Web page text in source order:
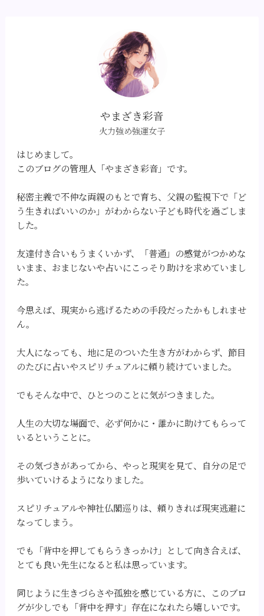
やまざき彩音
火力強め強運女子
はじめまして。
このブログの管理人「やまざき彩音」です。
秘密主義で不仲な両親のもとで育ち、父親の監視下で「ど
う生きればいいのか」がわからない子ども時代を過ごしま
した。
友達付き合いもうまくいかず、「普通」の感覚がつかめな
いまま、おまじないや占いにこっそり助けを求めていまし
た。
今思えば、現実から逃げるための手段だったかもしれませ
ん。
大人になっても、地に足のついた生き方がわからず、節目
のたびに占いやスピリチュアルに頼り続けていました。
でもそんな中で、ひとつのことに気がつきました。
人生の大切な場面で、必ず何かに・誰かに助けてもらって
いるということに。
その気づきがあってから、やっと現実を見て、自分の足で
歩いていけるようになりました。
スピリチュアルや神社仏閣巡りは、頼りきれば現実逃避に
なってしまう。
でも「背中を押してもらうきっかけ」として向き合えば、
とても良い先生になると私は思っています。
同じように生きづらさや孤独を感じている方に、このブロ
グが少しでも「背中を押す」存在になれたら嬉しいです。